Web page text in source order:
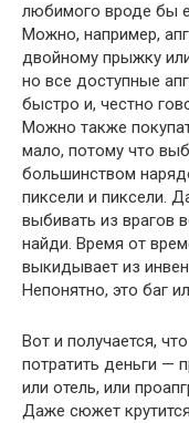
любимого вроде бы
Можно, например,
двойному прыжку
но все доступные
быстро и, честно
Можно также
мало, потому что
большинством
пиксели и пиксели.
выбивать из врагов
найди. Время от
выкидывает из
Непонятно, это баг
Вот и получается,
потратить деньги —
или отель, или
Даже сюжет